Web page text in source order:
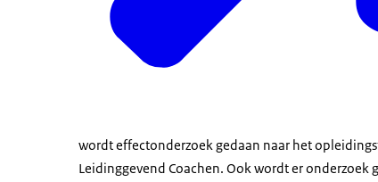
wordt effectonderzoek gedaan naar het
Leidinggevend Coachen. Ook wordt er